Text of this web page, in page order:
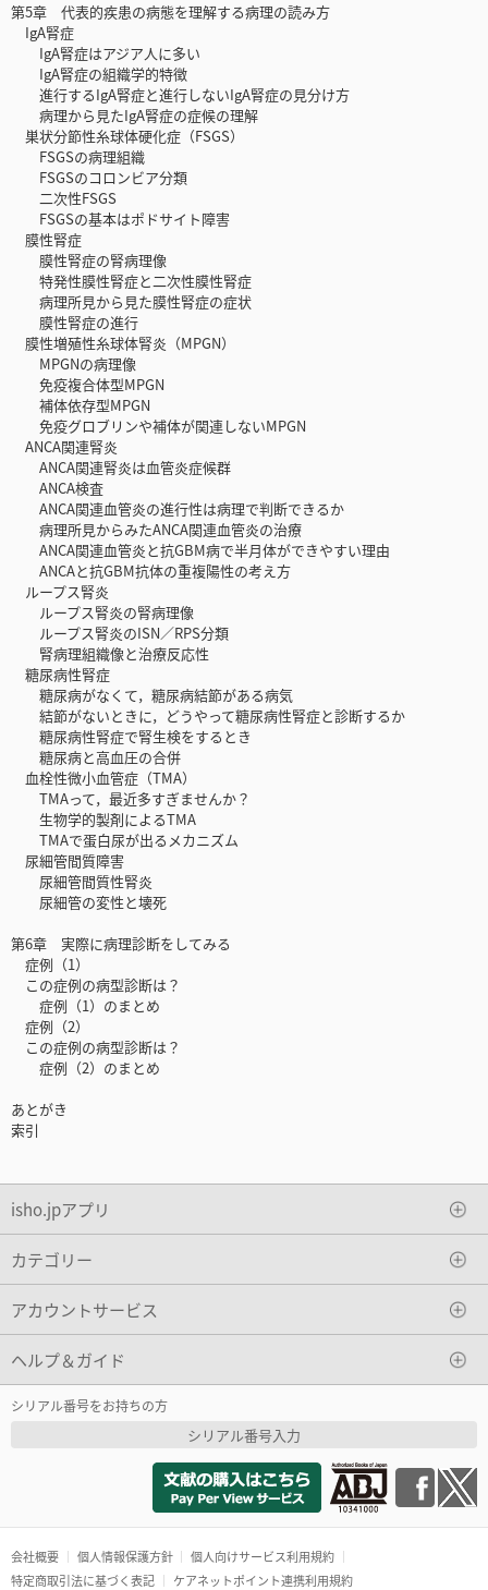
第5章 代表的疾患の病態を理解する病理の読み方
IgA腎症
IgA腎症はアジア人に多い
IgA腎症の組織学的特徴
進行するIgA腎症と進行しないIgA腎症の見分け方
病理から見たIgA腎症の症候の理解
巣状分節性糸球体硬化症（FSGS）
FSGSの病理組織
FSGSのコロンビア分類
二次性FSGS
FSGSの基本はポドサイト障害
膜性腎症
膜性腎症の腎病理像
特発性膜性腎症と二次性膜性腎症
病理所見から見た膜性腎症の症状
膜性腎症の進行
膜性増殖性糸球体腎炎（MPGN）
MPGNの病理像
免疫複合体型MPGN
補体依存型MPGN
免疫グロブリンや補体が関連しないMPGN
ANCA関連腎炎
ANCA関連腎炎は血管炎症候群
ANCA検査
ANCA関連血管炎の進行性は病理で判断できるか
病理所見からみたANCA関連血管炎の治療
ANCA関連血管炎と抗GBM病で半月体ができやすい理由
ANCAと抗GBM抗体の重複陽性の考え方
ループス腎炎
ループス腎炎の腎病理像
ループス腎炎のISN／RPS分類
腎病理組織像と治療反応性
糖尿病性腎症
糖尿病がなくて，糖尿病結節がある病気
結節がないときに，どうやって糖尿病性腎症と診断するか
糖尿病性腎症で腎生検をするとき
糖尿病と高血圧の合併
血栓性微小血管症（TMA）
TMAって，最近多すぎませんか？
生物学的製剤によるTMA
TMAで蛋白尿が出るメカニズム
尿細管間質障害
尿細管間質性腎炎
尿細管の変性と壊死
第6章 実際に病理診断をしてみる
症例（1）
この症例の病型診断は？
症例（1）のまとめ
症例（2）
この症例の病型診断は？
症例（2）のまとめ
あとがき
索引
isho.jpアプリ
カテゴリー
アカウントサービス
ヘルプ＆ガイド
シリアル番号をお持ちの方
シリアル番号入力
会社概要 個人情報保護方針
個人向けサービス利用規約
特定商取引法に基づく表記
ケアネットポイント連携利用規約